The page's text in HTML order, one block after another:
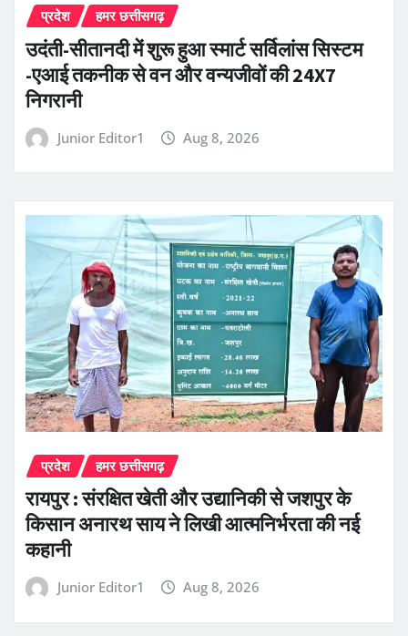
प्रदेश हमर छत्तीसगढ़
उदंती-सीतानदी में शुरू हुआ स्मार्ट सर्विलांस सिस्टम
-एआई तकनीक से वन और वन्यजीवों की 24X7
निगरानी
Junior Editor1 Aug 8, 2026
प्रदेश हमर छत्तीसगढ़
रायपुर : संरक्षित खेती और उद्यानिकी से जशपुर के
किसान अनारथ साय ने लिखी आत्मनिर्भरता की नई
कहानी
Junior Editor1 Aug 8, 2026